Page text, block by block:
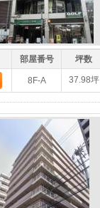
部屋番号 坪数
8F-A 37.98坪